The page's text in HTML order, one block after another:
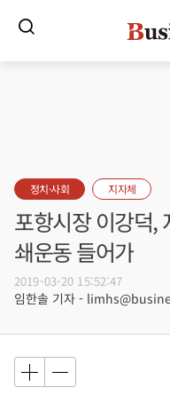
정치·사회 지자체
포항시장 이강덕,
쇄운동 들어가
2019-03-20 15:52:47
임한솔 기자 -